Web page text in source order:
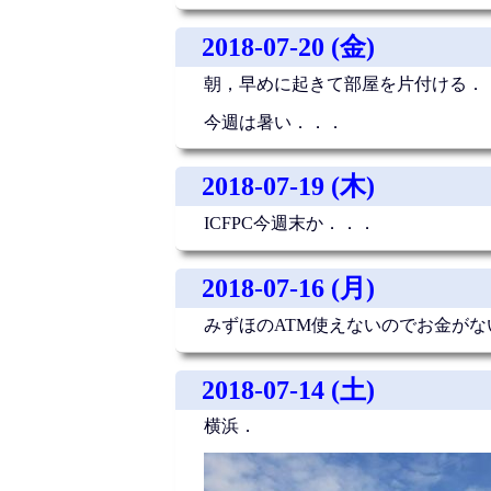
2018-07-20 (金)
朝，早めに起きて部屋を片付ける．
今週は暑い．．．
2018-07-19 (木)
ICFPC今週末か．．．
2018-07-16 (月)
みずほのATM使えないのでお金がな
2018-07-14 (土)
横浜．